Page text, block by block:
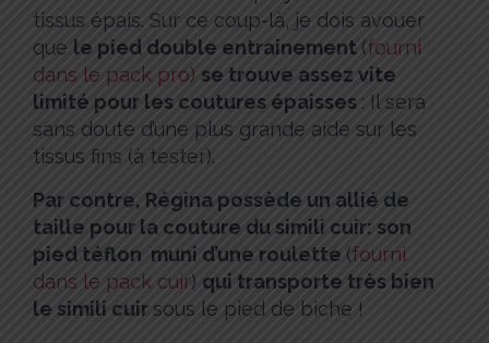
tissus épais. Sur ce coup-là, je dois avouer
que le pied double entrainement (fourni
dans le pack pro) se trouve assez vite
limité pour les coutures épaisses : Il sera
sans doute d’une plus grande aide sur les
tissus fins (à tester).
Par contre, Régina possède un allié de
taille pour la couture du simili cuir: son
pied téflon muni d’une roulette (fourni
dans le pack cuir) qui transporte très bien
le simili cuir sous le pied de biche !